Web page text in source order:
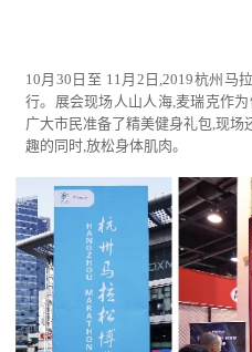
10月30日至 11月2日,2019杭州马
行。展会现场人山人海,麦瑞克作
广大市民准备了精美健身礼包,现
趣的同时,放松身体肌肉。